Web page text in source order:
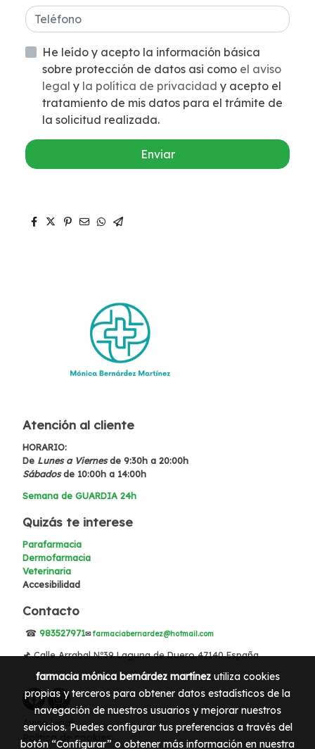
He leído y acepto la información básica
sobre protección de datos asi como el aviso
legal y la política de privacidad y acepto el
tratamiento de mis datos para el trámite de
la solicitud realizada.
Enviar
Atención al cliente
HORARIO:
De Lunes a Viernesde 9:30h a 20:00h
Sábadosde 10:00h a 14:00h
Semana de GUARDIA 24h
Quizás te interese
Parafarmacia
Dermofarmacia
Veterinaria
Accesibilidad
Contacto
☎ 983527971✉farmaciabernardez@hotmail.com
🖈 Calle Arrabal Nº39 Laguna de Duero 47140 España
Aviso legal
Política de cookies
farmacia mónica bernárdez martínezutiliza cookies
propias y terceros para obtener datos estadísticos de la
navegación de nuestros usuarios y mejorar nuestros
servicios. Puedes configurar tus preferencias a través del
botón “Configurar” o obtener más información en nuestra